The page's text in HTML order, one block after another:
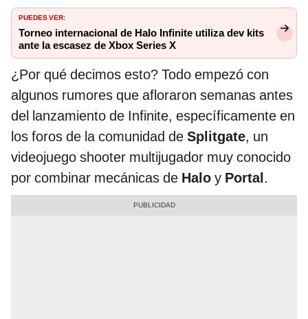
PUEDES VER:
Torneo internacional de Halo Infinite utiliza dev kits
ante la escasez de Xbox Series X
¿Por qué decimos esto? Todo empezó con
algunos rumores que afloraron semanas antes
del lanzamiento de Infinite, específicamente en
los foros de la comunidad de Splitgate, un
videojuego shooter multijugador muy conocido
por combinar mecánicas de Halo y Portal.